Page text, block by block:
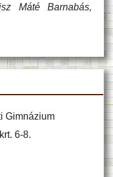
Máté Barnabás,
Gimnázium
6-8.